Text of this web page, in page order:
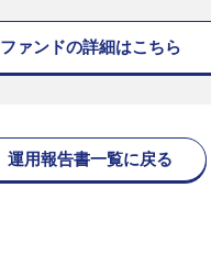
ファンドの詳細はこちら
運用報告書一覧に戻る